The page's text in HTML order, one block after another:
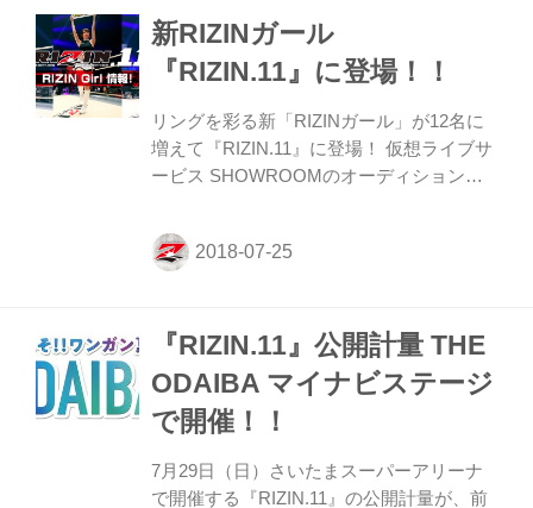
『RIZIN.11』で対戦するのが、2013年に修
斗世界フェザー級タイトルマッチで勝利し
ている扇久保博正。今大会ではどんな闘い
を見せてくれるのか、世界からも注目が集
まっている。 以下、記者質疑応答 「自分
の戦い方をどんな相手に対してもする。そ
新RIZINガール
『RIZIN.11』に登場！！
リングを彩る新「RIZINガール」が12名に
増えて『RIZIN.11』に登場！ 仮想ライブサ
ービス SHOWROOMのオーディションで
ールが大会を盛り上げる。 新メンバーを加
えたRIZINガールをぜひ！会場でご覧あ
身：岡山県 ■趣味：黒猫グッズ集め、コス
プレ ■コメント： RIZIN.10に引き続きラウ
ンドガールをさせていただきます「まっ
ち」こと清瀬まちです！ 今回も会場にいら
ら、またリングに上が...
『RIZIN.11』公開計量 THE
ODAIBA マイナビステージ
で開催！！
7月29日（日）さいたまスーパーアリーナ
で開催する『RIZIN.11』の公開計量が、前